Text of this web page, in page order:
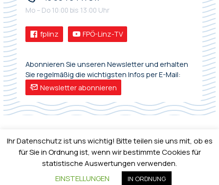
Mo – Do 10:00 bis 13:00 Uhr
fplinz FPÖ-Linz-TV
Abonnieren Sie unseren Newsletter und erhalten
Sie regelmäßig die wichtigsten Infos per E-Mail:
Newsletter abonnieren
Ihr Datenschutz ist uns wichtig! Bitte teilen sie uns mit, ob es
für Sie in Ordnung ist, wenn wir bestimmte Cookies für
statistische Auswertungen verwenden.
EINSTELLUNGEN
IN ORDNUNG